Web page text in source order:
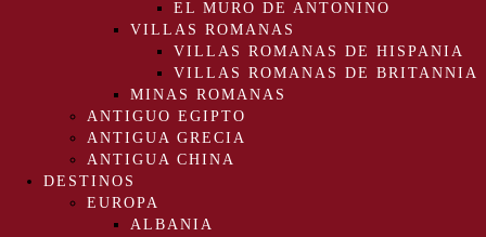
EL MURO DE ANTONINO
VILLAS ROMANAS
VILLAS ROMANAS DE HISPANIA
VILLAS ROMANAS DE BRITANNIA
MINAS ROMANAS
ANTIGUO EGIPTO
ANTIGUA GRECIA
ANTIGUA CHINA
DESTINOS
EUROPA
ALBANIA